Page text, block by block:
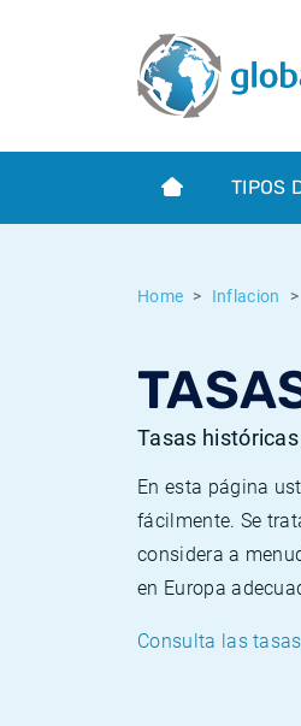
TIPOS
Home Inflacion
Tasas
En esta página
fácilmente. Se
considera a
en Europa
Consulta las
Term SOFR
¿Qué es la inflación IPC?
¿Qué es la inflación IPCA?
Inflación Mexicano - IPC
Euribor - histórico
ESTER - histórico
Calculadora de inflación